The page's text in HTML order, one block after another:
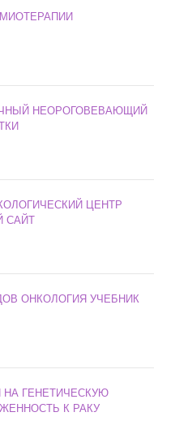
НЕОРОГОВЕВАЮЩИЙ
ЦЕНТР
САЙТ
ОНКОЛОГИЯ УЧЕБНИК
НА ГЕНЕТИЧЕСКУЮ
К РАКУ